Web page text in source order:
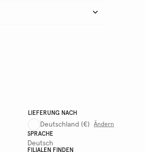
LIEFERUNG NACH
Deutschland (€)
Ändern
SPRACHE
Deutsch
FILIALEN FINDEN